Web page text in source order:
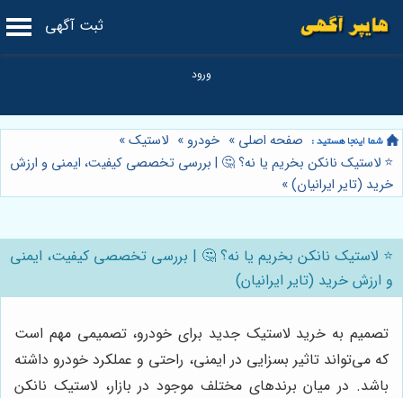
ثبت آگهی
صفحه اصلی » خودرو » لاستیک»
⭐️ لاستیک نانکن بخریم یا نه؟ 🤔 | بررسی تخصصی کیفیت، ایمنی و ارزش
خرید (تایر ایرانیان)»
⭐️ لاستیک نانکن بخریم یا نه؟ 🤔 | بررسی تخصصی کیفیت، ایمنی
و ارزش خرید (تایر ایرانیان)
تصمیم به خرید لاستیک جدید برای خودرو، تصمیمی مهم است
که می‌تواند تاثیر بسزایی در ایمنی، راحتی و عملکرد خودرو داشته
باشد. در میان برندهای مختلف موجود در بازار، لاستیک نانکن